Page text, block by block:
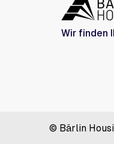
Wir finden
© Bärlin